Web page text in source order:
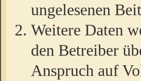
ungelesenen
Weitere Daten
den Betreiber
Anspruch auf